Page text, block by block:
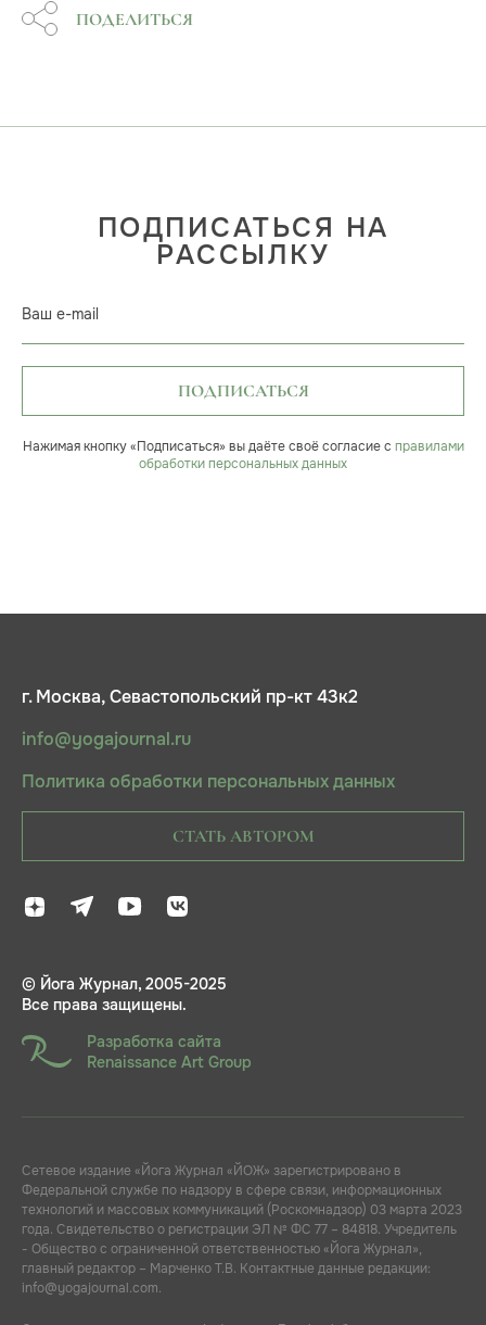
ПОДЕЛИТЬСЯ
ПОДПИСАТЬСЯ НА
РАССЫЛКУ
Ваш e-mail
ПОДПИСАТЬСЯ
Нажимая кнопку «Подписаться» вы даёте своё согласие с правилами
обработки персональных данных
г. Москва, Севастопольский пр-кт 43к2
info@yogajournal.ru
Политика обработки персональных данных
СТАТЬ АВТОРОМ
© Йога Журнал, 2005-2025
Все права защищены.
Разработка сайта
Renaissance Art Group
Сетевое издание «Йога Журнал «ЙОЖ» зарегистрировано в
Федеральной службе по надзору в сфере связи, информационных
технологий и массовых коммуникаций (Роскомнадзор) 03 марта 2023
года. Свидетельство о регистрации ЭЛ № ФС 77 – 84818. Учредитель
- Общество с ограниченной ответственностью «Йога Журнал»,
главный редактор – Марченко Т.В. Контактные данные редакции:
info@yogajournal.com.